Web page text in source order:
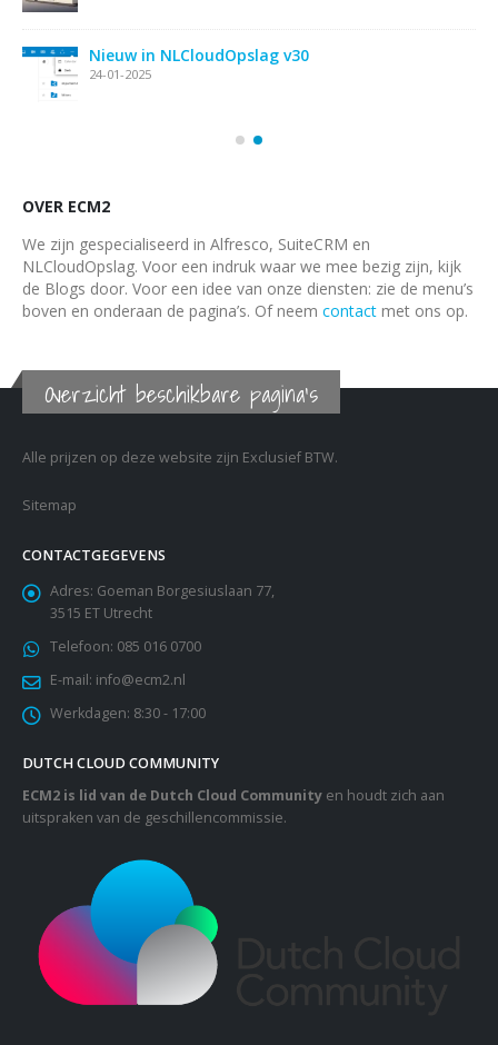
Nieuw in NLCloudOpslag v30
24-01-2025
OVER ECM2
We zijn gespecialiseerd in Alfresco, SuiteCRM en
NLCloudOpslag. Voor een indruk waar we mee bezig zijn, kijk
de Blogs door. Voor een idee van onze diensten: zie de menu’s
boven en onderaan de pagina’s. Of neem contact met ons op.
Overzicht beschikbare pagina's
Alle prijzen op deze website zijn Exclusief BTW.
Sitemap
CONTACTGEGEVENS
Adres: Goeman Borgesiuslaan 77,
3515 ET Utrecht
Telefoon: 085 016 0700
E-mail: info@ecm2.nl
Werkdagen: 8:30 - 17:00
DUTCH CLOUD COMMUNITY
ECM2 is lid van de Dutch Cloud Community en houdt zich aan
uitspraken van de geschillencommissie.